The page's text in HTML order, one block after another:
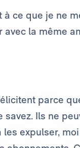
ce que je ne
la même
parce
Ils ne
expulser,